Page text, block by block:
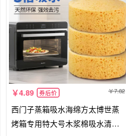
4.89 券后价 7.82
西门子蒸箱吸水海绵方太博世蒸
烤箱专用特大号木浆棉吸水清洁